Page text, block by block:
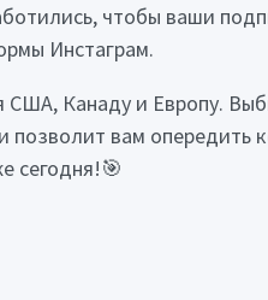
чтобы ваши
Инстаграм.
Канаду и Европу.
вам опередить
сегодня!🎯